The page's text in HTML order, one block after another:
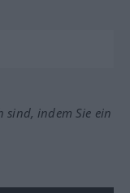
sind, indem Sie ein